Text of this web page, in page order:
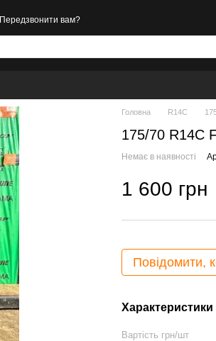
Передзвонити вам?
Головна R14C
175/70 R14C
Немає в наявності
1 600 грн
Повідомити,
Характеристики
Вартість грн/шт